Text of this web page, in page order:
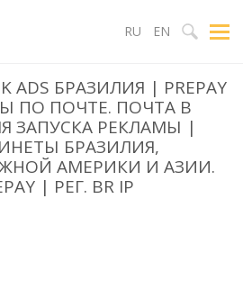
RU EN
ADS БРАЗИЛИЯ | PREPAY
ПО ПОЧТЕ. ПОЧТА В
ЗАПУСКА РЕКЛАМЫ |
БРАЗИЛИЯ,
АМЕРИКИ И АЗИИ.
| РЕГ. BR IP